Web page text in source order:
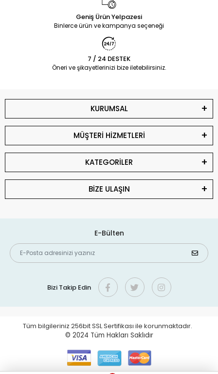
Geniş Ürün Yelpazesi
Binlerce ürün ve kampanya seçeneği
7 / 24 DESTEK
Öneri ve şikayetlerinizi bize iletebilirsiniz.
KURUMSAL
MÜŞTERİ HİZMETLERİ
KATEGORİLER
BİZE ULAŞIN
E-Bülten
Bizi Takip Edin
Tüm bilgileriniz 256bit SSL Sertifikası ile korunmaktadır.
© 2024 Tüm Hakları Saklıdır